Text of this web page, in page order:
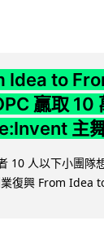
Idea to
贏取 10
主
10 人以下小團隊
業復興 From Idea